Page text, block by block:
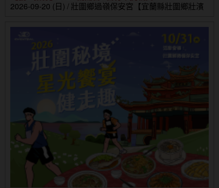
2026-09-20 (日) / 壯圍鄉過嶺保安宮【宜蘭縣壯圍鄉壯濱